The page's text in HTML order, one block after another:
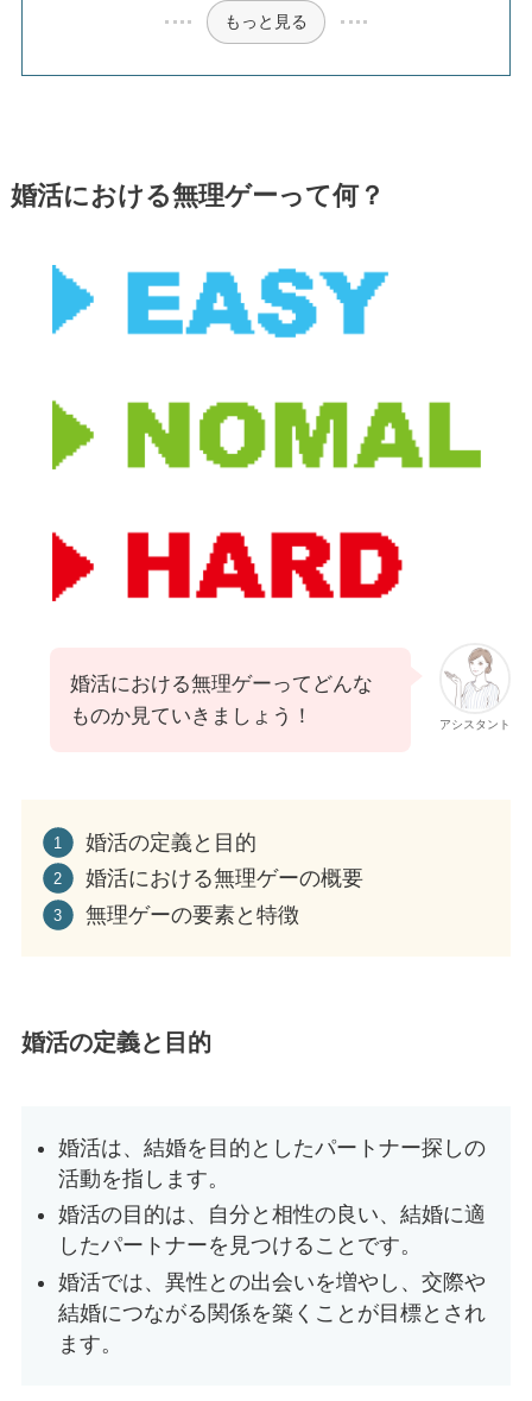
もっと見る
婚活における無理ゲーって何？
アシスタント
婚活における無理ゲーってどんな
ものか見ていきましょう！
婚活の定義と目的
婚活における無理ゲーの概要
無理ゲーの要素と特徴
婚活の定義と目的
婚活は、結婚を目的としたパートナー探しの
活動を指します。
婚活の目的は、自分と相性の良い、結婚に適
したパートナーを見つけることです。
婚活では、異性との出会いを増やし、交際や
結婚につながる関係を築くことが目標とされ
ます。